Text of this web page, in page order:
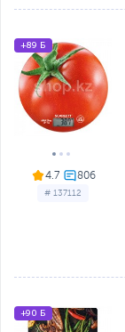
4.7
# 137112
+89 Б
+90 Б